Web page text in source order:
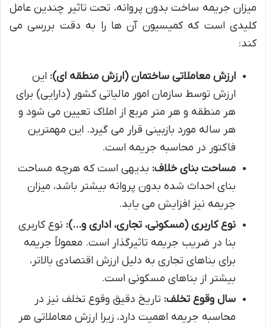
میزان جریمه ساخت بدون پروانه، تحت تاثیر چندین عامل
کلیدی است که کمیسیون آن ها را به دقت بررسی می
کند:
ارزش معاملاتی ساختمان (ارزش منطقه ای): این
ارزش توسط سازمان امور مالیاتی کشور (دارایی) برای
هر منطقه و هر متر مربع از املاک تعیین می شود و
هر ساله مورد بازبینی قرار می گیرد. این مهمترین
فاکتور در محاسبه جریمه است.
مساحت بنای خلاف: بدیهی است که هرچه مساحت
بنای احداث شده بدون پروانه بیشتر باشد، میزان
جریمه نیز افزایش می یابد.
نوع کاربری (مسکونی، تجاری، اداری و…): نوع کاربری
بنا در ضریب جریمه تاثیرگذار است. معمولاً جریمه
برای بناهای تجاری به دلیل ارزش اقتصادی بالاتر،
بیشتر از بناهای مسکونی است.
سال وقوع تخلف: تاریخ دقیق وقوع تخلف نیز در
محاسبه جریمه اهمیت دارد، زیرا ارزش معاملاتی هر